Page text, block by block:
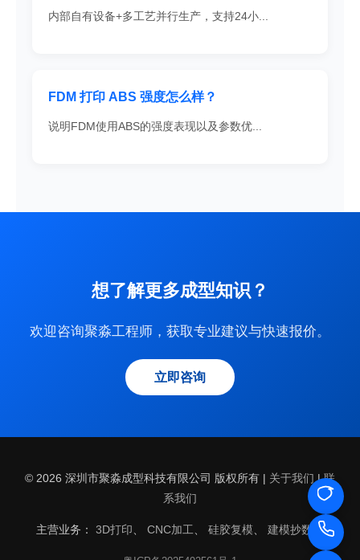
内部自有设备+多工艺并行生产，支持24小...
FDM 打印 ABS 强度怎么样？
说明FDM使用ABS的强度表现以及参数优...
想了解更多成型知识？
欢迎咨询聚淼工程师，获取专业建议与快速报价。
立即咨询
© 2026 深圳市聚淼成型科技有限公司 版权所有 | 关于我们|联
系我们
主营业务： 3D打印 CNC加工 硅胶复模 建模抄数 、